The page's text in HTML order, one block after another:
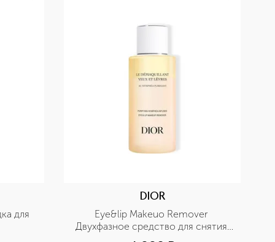
для
DIOR
Eye&lip Makeuo Remover
Двухфазное средство для снятия
макияжа с глаз и губ с экстрактом